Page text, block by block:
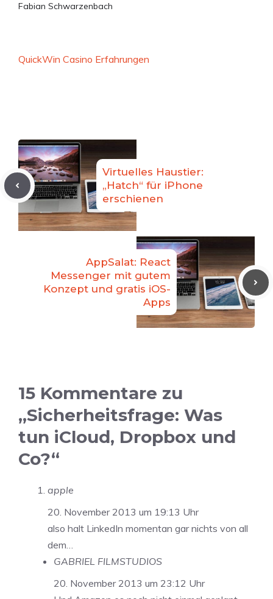
Fabian Schwarzenbach
QuickWin Casino Erfahrungen
Virtuelles Haustier:
„Hatch“ für iPhone
erschienen
AppSalat: React
Messenger mit gutem
Konzept und gratis iOS-
Apps
15 Kommentare zu
„Sicherheitsfrage: Was
tun iCloud, Dropbox und
Co?“
apple
20. November 2013 um 19:13 Uhr
also halt LinkedIn momentan gar nichts von all
dem…
GABRIEL FILMSTUDIOS
20. November 2013 um 23:12 Uhr